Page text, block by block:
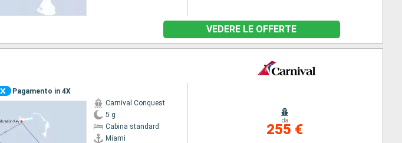
VEDERE LE OFFERTE
Pagamento in 4X
Carnival Conquest
5 g
Cabina standard
Miami
da
255 €